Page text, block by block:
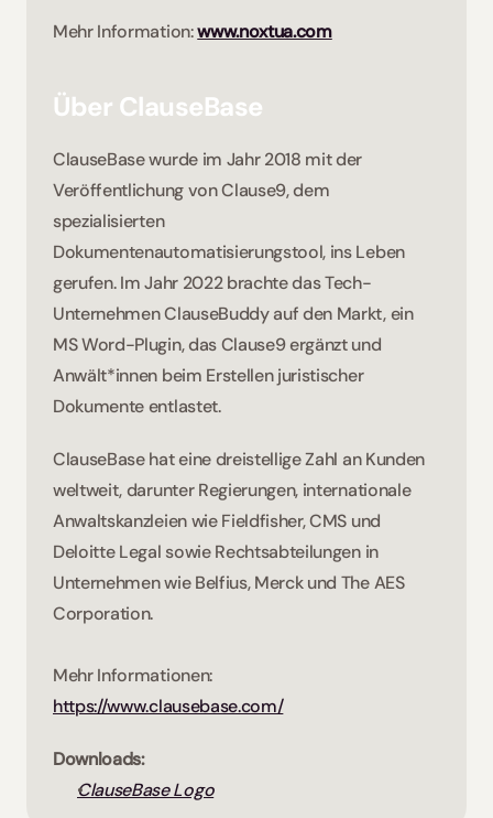
Mehr Information: www.noxtua.com
Über ClauseBase
ClauseBase wurde im Jahr 2018 mit der
Veröffentlichung von Clause9, dem
spezialisierten
Dokumentenautomatisierungstool, ins Leben
gerufen. Im Jahr 2022 brachte das Tech-
Unternehmen ClauseBuddy auf den Markt, ein
MS Word-Plugin, das Clause9 ergänzt und
Anwält*innen beim Erstellen juristischer
Dokumente entlastet.
ClauseBase hat eine dreistellige Zahl an Kunden
weltweit, darunter Regierungen, internationale
Anwaltskanzleien wie Fieldfisher, CMS und
Deloitte Legal sowie Rechtsabteilungen in
Unternehmen wie Belfius, Merck und The AES
Corporation.
Mehr Informationen:
https://www.clausebase.com/
Downloads:
ClauseBase Logo